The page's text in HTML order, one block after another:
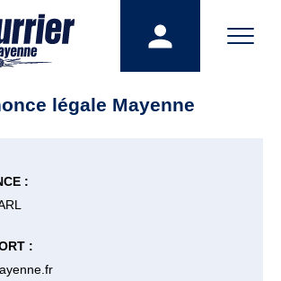
légale Mayenne
:
: